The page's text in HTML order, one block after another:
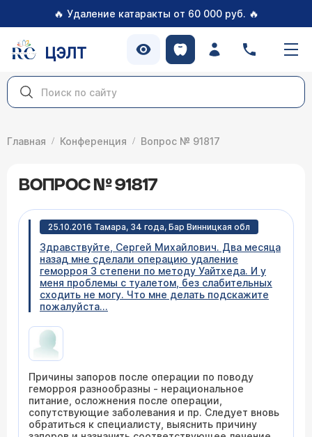
🔥 Удаление катаракты от 60 000 руб. 🔥
ЦЭЛТ
Главная Конференция Вопрос № 91817
ВОПРОС № 91817
25.10.2016 Тамара, 34 года, Бар Винницкая обл
Здравствуйте, Сергей Михайлович. Два месяца
назад мне сделали операцию удаление
геморроя 3 степени по методу Уайтхеда. И у
меня проблемы с туалетом, без слабительных
сходить не могу. Что мне делать подскажите
пожалуйста...
Причины запоров после операции по поводу
геморроя разнообразны - нерациональное
питание, осложнения после операции,
сопутствующие заболевания и пр. Следует вновь
обратиться к специалисту, выяснить причину